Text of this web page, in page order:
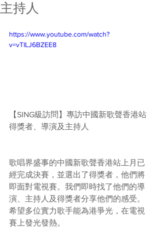
主持人
https://www.youtube.com/watch?
v=vTILJ6BZEE8
【SING級訪問】專訪中國新歌聲香港站
得獎者、導演及主持人
歌唱界盛事的中國新歌聲香港站上月已
經完成決賽，並選出了得獎者，他們將
即面對電視賽。我們即時找了他們的導
演、主持人及得獎者分享他們的感受。
希望多位實力歌手能為港爭光，在電視
賽上發光發熱。